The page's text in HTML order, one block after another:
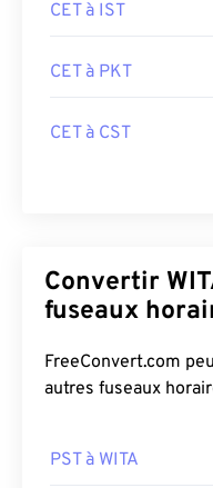
CET à IST
CET à PKT
CET à CST
Convertir
fuseaux
FreeConvert.com
autres fuseaux
PST à WITA